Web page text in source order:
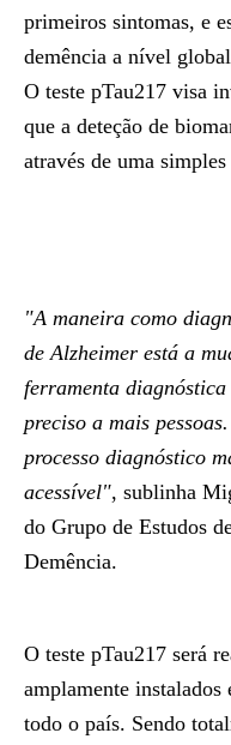
primeiros sintomas, e
demência a nível
O teste pTau217 visa
que a deteção de
através de uma
"A maneira como
de Alzheimer está a
ferramenta
preciso a mais
processo diagnóstico
acessível", sublinha
do Grupo de Estudos
Demência.
O teste pTau217 será
amplamente
todo o país. Sendo